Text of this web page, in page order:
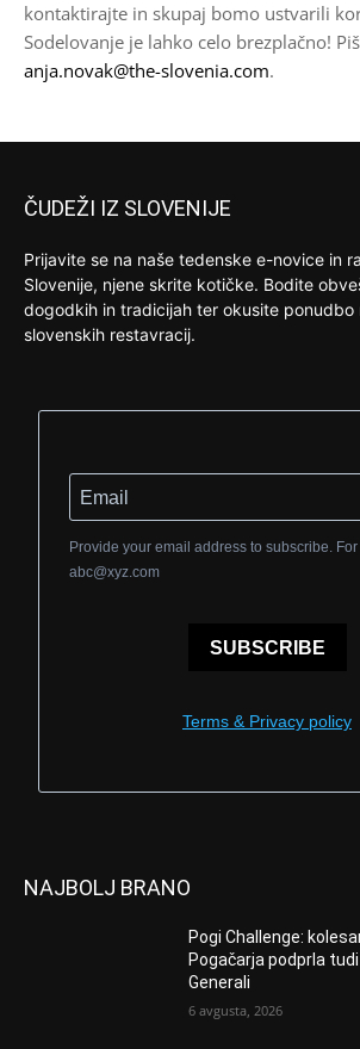
kontaktirajte in skupaj bomo ustvarili
Sodelovanje je lahko celo brezplačno!
anja.novak@the-slovenia.com.
ČUDEŽI IZ SLOVENIJE
Prijavite se na naše tedenske e-novice in
Slovenije, njene skrite kotičke. Bodite
dogodkih in tradicijah ter okusite ponudbo
slovenskih restavracij.
Provide your email address to subscribe. For
abc@xyz.com
SUBSCRIBE
Terms & Privacy policy
NAJBOLJ BRANO
Pogi Challenge:
Pogačarja podprla
Generali
6 avgusta, 2026